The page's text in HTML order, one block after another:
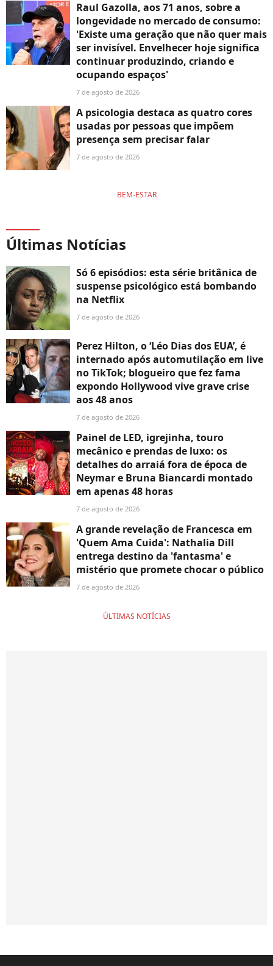
Raul Gazolla, aos 71 anos, sobre a
longevidade no mercado de consumo:
'Existe uma geração que não quer mais
ser invisível. Envelhecer hoje significa
continuar produzindo, criando e
ocupando espaços'
7 de agosto de 2026
A psicologia destaca as quatro cores
usadas por pessoas que impõem
presença sem precisar falar
7 de agosto de 2026
BEM-ESTAR
Últimas Notícias
Só 6 episódios: esta série britânica de
suspense psicológico está bombando
na Netflix
7 de agosto de 2026
Perez Hilton, o ‘Léo Dias dos EUA’, é
internado após automutilação em live
no TikTok; blogueiro que fez fama
expondo Hollywood vive grave crise
aos 48 anos
7 de agosto de 2026
Painel de LED, igrejinha, touro
mecânico e prendas de luxo: os
detalhes do arraiá fora de época de
Neymar e Bruna Biancardi montado
em apenas 48 horas
7 de agosto de 2026
A grande revelação de Francesca em
'Quem Ama Cuida': Nathalia Dill
entrega destino da 'fantasma' e
mistério que promete chocar o público
7 de agosto de 2026
ÚLTIMAS NOTÍCIAS